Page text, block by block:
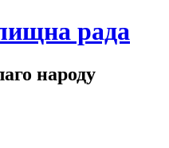
рада
народу